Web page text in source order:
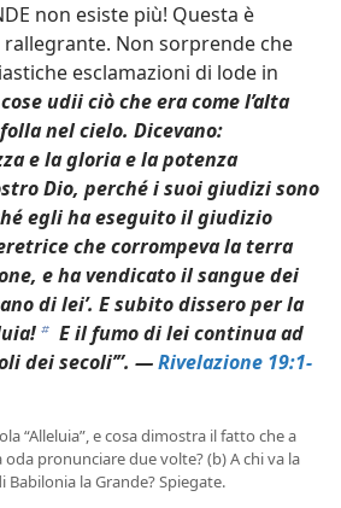
non esiste più! Questa è
Non sorprende che
esclamazioni di lode in
udii ciò che era come l’alta
nel cielo. Dicevano:
e la gloria e la potenza
Dio, perché i suoi giudizi sono
egli ha eseguito il giudizio
che corrompeva la terra
e ha vendicato il sangue dei
di lei’. E subito dissero per la
b E il fumo di lei continua ad
dei secoli’”. —Rivelazione 19:1-
“Alleluia”, e cosa dimostra il fatto che a
pronunciare due volte? (b) A chi va la
la Grande? Spiegate.